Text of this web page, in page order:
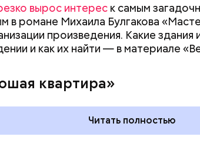
вырос интерес к самым
в романе Михаила Булгакова
произведения. Какие
и как их найти — в материале
квартира»
Читать полностью